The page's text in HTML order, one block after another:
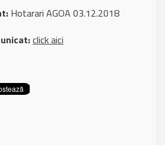
Hotarari AGOA 03.12.2018
click aici